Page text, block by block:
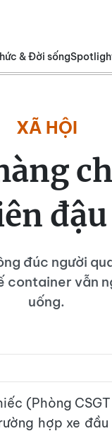
& Đời sống
XÃ HỘI
đúc người
container vẫn
uống.
(Phòng
hợp xe